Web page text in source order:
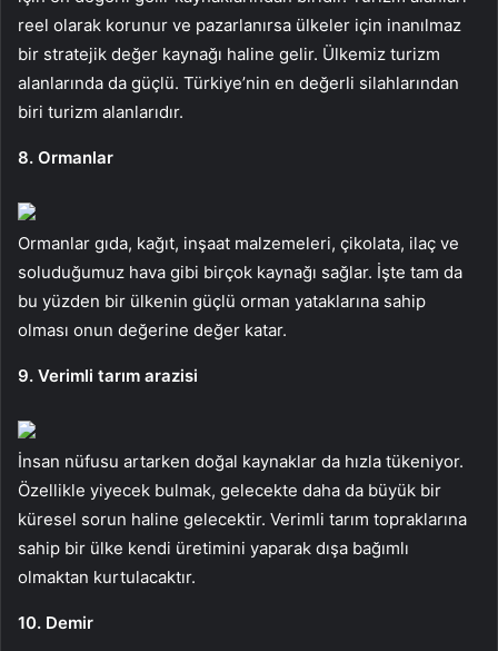
reel olarak korunur ve pazarlanırsa ülkeler için inanılmaz
bir stratejik değer kaynağı haline gelir. Ülkemiz turizm
alanlarında da güçlü. Türkiye’nin en değerli silahlarından
biri turizm alanlarıdır.
8. Ormanlar
Ormanlar gıda, kağıt, inşaat malzemeleri, çikolata, ilaç ve
soluduğumuz hava gibi birçok kaynağı sağlar. İşte tam da
bu yüzden bir ülkenin güçlü orman yataklarına sahip
olması onun değerine değer katar.
9. Verimli tarım arazisi
İnsan nüfusu artarken doğal kaynaklar da hızla tükeniyor.
Özellikle yiyecek bulmak, gelecekte daha da büyük bir
küresel sorun haline gelecektir. Verimli tarım topraklarına
sahip bir ülke kendi üretimini yaparak dışa bağımlı
olmaktan kurtulacaktır.
10. Demir